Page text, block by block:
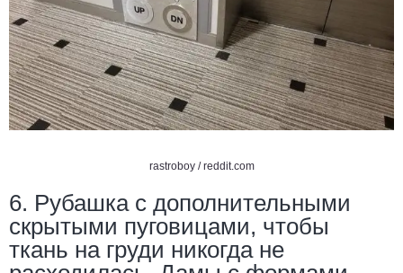
rastroboy /reddit.com
6. Рубашка с дополнительными
скрытыми пуговицами, чтобы
ткань на груди никогда не